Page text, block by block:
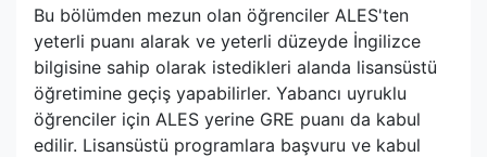
Bu bölümden mezun olan öğrenciler ALES'ten
yeterli puanı alarak ve yeterli düzeyde İngilizce
bilgisine sahip olarak istedikleri alanda lisansüstü
öğretimine geçiş yapabilirler. Yabancı uyruklu
öğrenciler için ALES yerine GRE puanı da kabul
edilir. Lisansüstü programlara başvuru ve kabul